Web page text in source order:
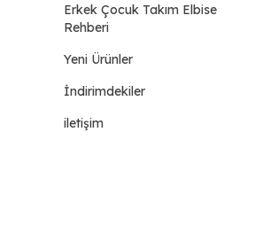
Erkek Çocuk Takım Elbise
Rehberi
Yeni Ürünler
İndirimdekiler
iletişim